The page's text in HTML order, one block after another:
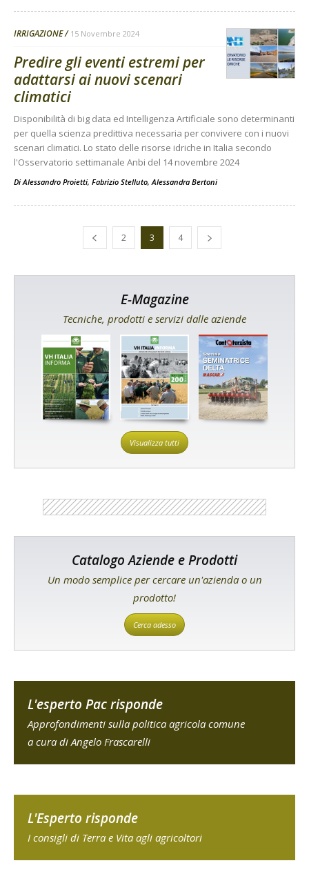
IRRIGAZIONE 15 Novembre 2024
Predire gli eventi estremi per
adattarsi ai nuovi scenari
climatici
Disponibilità di big data ed Intelligenza Artificiale sono determinanti
per quella scienza predittiva necessaria per convivere con i nuovi
scenari climatici. Lo stato delle risorse idriche in Italia secondo
l'Osservatorio settimanale Anbi del 14 novembre 2024
DiAlessandro Proietti, Fabrizio Stelluto, Alessandra Bertoni
2 3 4
E-Magazine
Tecniche, prodotti e servizi dalle aziende
Visualizza tutti
Catalogo Aziende e Prodotti
Un modo semplice per cercare un'azienda o un
prodotto!
Cerca adesso
L'esperto Pac risponde
Approfondimenti sulla politica agricola comune
a cura di Angelo Frascarelli
L'Esperto risponde
I consigli di Terra e Vita agli agricoltori